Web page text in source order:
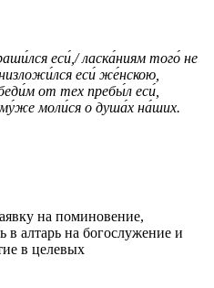
еси́,/ ласка́ниям того́ не
еси́ же́нскою,
от тех пребы́л еси́,
моли́ся о душа́х на́ших.
на поминовение,
в алтарь на богослужение и
в целевых